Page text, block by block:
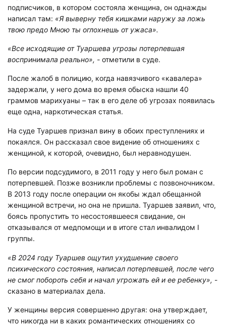
подписчиков, в котором состояла женщина, он однажды
написал там: «Я выверну тебя кишками наружу за ложь
твою предо Мною ты оглохнешь от ужаса».
«Все исходящие от Туаршева угрозы потерпевшая
воспринимала реально», - отметили в суде.
После жалоб в полицию, когда навязчивого «кавалера»
задержали, у него дома во время обыска нашли 40
граммов марихуаны – так в его деле об угрозах появилась
еще одна, наркотическая статья.
На суде Туаршев признал вину в обоих преступлениях и
покаялся. Он рассказал свое видение об отношениях с
женщиной, к которой, очевидно, был неравнодушен.
По версии подсудимого, в 2011 году у него был роман с
потерпевшей. Позже возникли проблемы с позвоночником.
В 2013 году после операции он якобы ждал обещанной
женщиной встречи, но она не пришла. Туаршев заявил, что,
боясь пропустить то несостоявшееся свидание, он
отказывался от медпомощи и в итоге стал инвалидом I
группы.
«В 2024 году Туаршев ощутил ухудшение своего
психического состояния, написал потерпевшей, после чего
не смог побороть себя и начал угрожать ей и ее ребенку», -
сказано в материалах дела.
У женщины версия совершенно другая: она утверждает,
что никогда ни в каких романтических отношениях со